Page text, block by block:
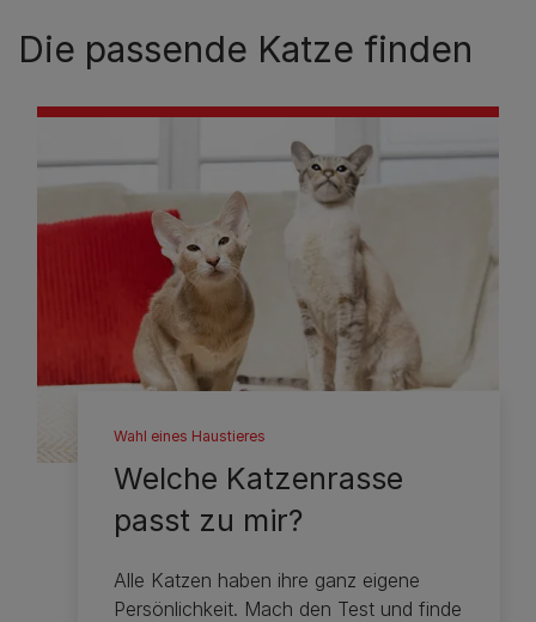
Die passende Katze finden
Wahl eines Haustieres
Welche Katzenrasse
passt zu mir?
Alle Katzen haben ihre ganz eigene
Persönlichkeit. Mach den Test und finde